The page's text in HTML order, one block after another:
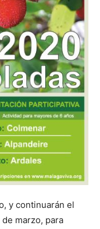
y continuarán el
marzo, para